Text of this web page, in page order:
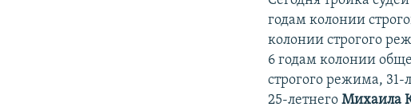
годам колонии
колонии строгого
6 годам колонии
строгого режима, 31-
25-летнегоМихаила